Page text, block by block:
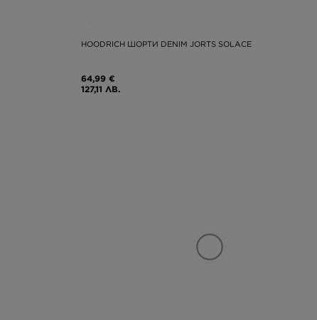
HOODRICH ШОРТИ DENIM JORTS SOLACE
64,99 €
127,11 ЛВ.